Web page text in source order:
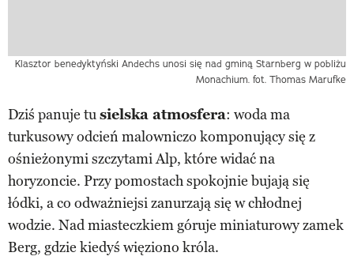
Klasztor benedyktyński Andechs unosi się nad gminą Starnberg w pobliżu
Monachium. fot. Thomas Marufke
Dziś panuje tusielska atmosfera: woda ma
turkusowy odcień malowniczo komponujący się z
ośnieżonymi szczytami Alp, które widać na
horyzoncie. Przy pomostach spokojnie bujają się
łódki, a co odważniejsi zanurzają się w chłodnej
wodzie. Nad miasteczkiem góruje miniaturowy zamek
Berg, gdzie kiedyś więziono króla.